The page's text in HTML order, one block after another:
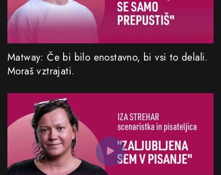
Matway: Če bi bilo enostavno, bi vsi to delali.
Moraš vztrajati.